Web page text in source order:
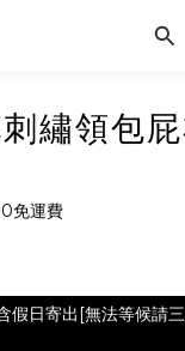
繡領包
免運費
假日寄出[無法等候請